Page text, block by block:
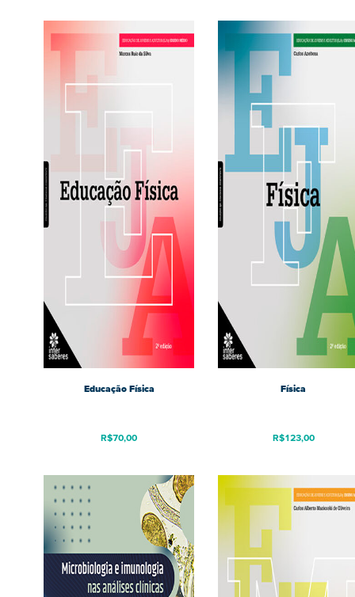
Educação Física
R$70,00
Física
R$123,00